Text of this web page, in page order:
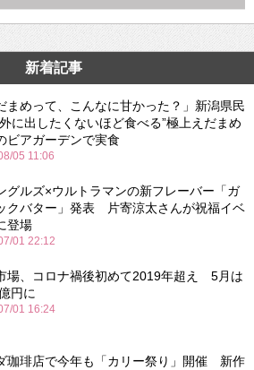
新着記事
まめって、こんなに甘かった？」新潟県民
に出したくないほど食べる”極上えだまめ
ビアガーデンで実食
05 11:06
グルズ×ウルトラマンの新フレーバー「ガ
クバター」発表 片寄涼太さんが祝福イベ
登場
01 22:12
場、コロナ禍後初めて2019年超え 5月は
円に
01 16:24
珈琲店で今年も「カリー祭り」開催 新作